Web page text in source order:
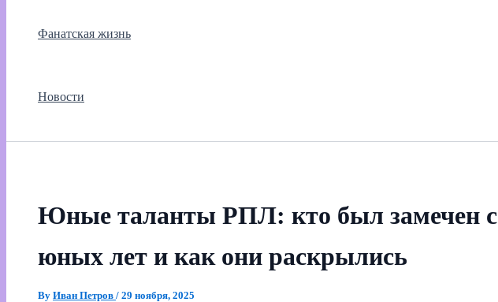
Фанатская жизнь
Новости
Юные таланты РПЛ: кто был замечен с
юных лет и как они раскрылись
By Иван Петров / 29 ноября, 2025